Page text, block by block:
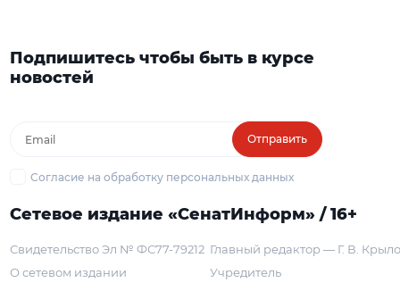
Подпишитесь чтобы быть в курсе
новостей
Отправить
Согласие на обработку персональных данных
Сетевое издание «СенатИнформ» / 16+
Свидетельство Эл № ФС77-79212
О сетевом издании
Главный редактор — Г. В.
Учредитель